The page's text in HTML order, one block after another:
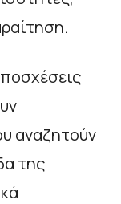
αναζητούν
της